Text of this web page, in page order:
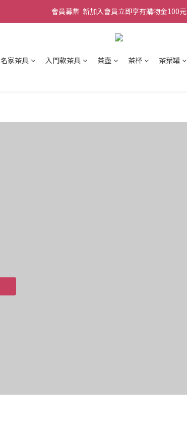
會員募集  新加入會員立即享有購物金100元
名家茶具 入門款茶具 茶壺 茶杯 茶葉罐